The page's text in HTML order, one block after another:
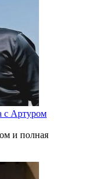
с Артуром
и полная